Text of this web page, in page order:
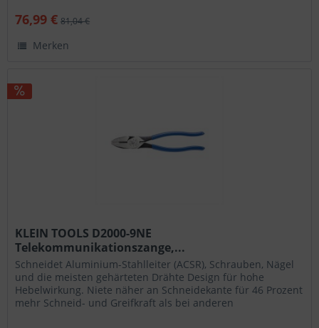
76,99 € 81,04 €
Merken
KLEIN TOOLS D2000-9NE
Telekommunikationszange,...
Schneidet Aluminium-Stahlleiter (ACSR), Schrauben, Nägel
und die meisten gehärteten Drähte Design für hohe
Hebelwirkung. Niete näher an Schneidekante für 46 Prozent
mehr Schneid- und Greifkraft als bei anderen